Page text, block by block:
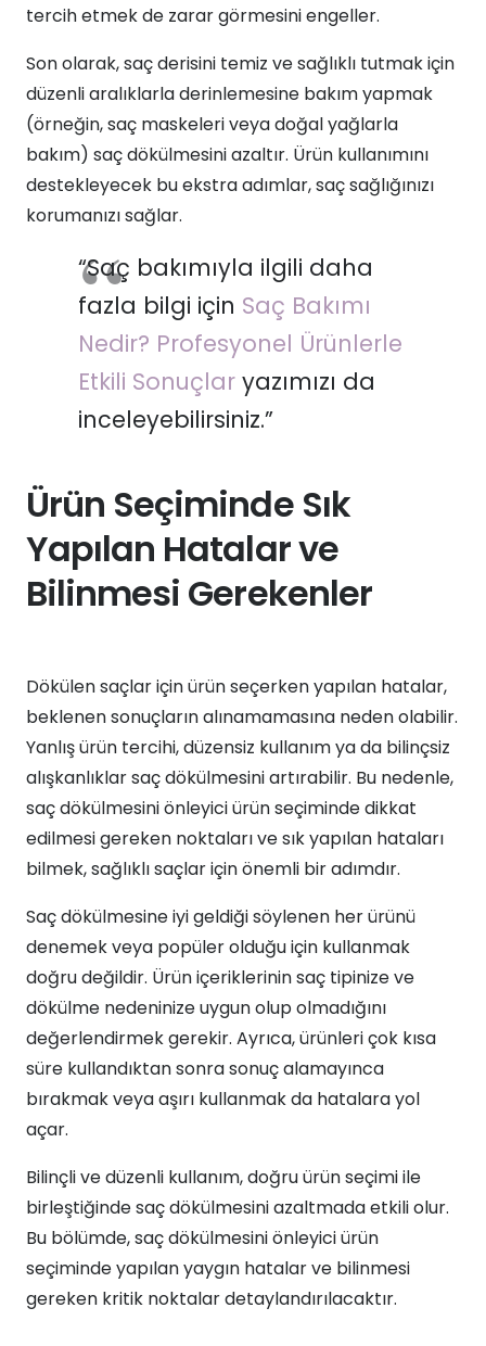
tercih etmek de zarar görmesini engeller.
Son olarak, saç derisini temiz ve sağlıklı tutmak için
düzenli aralıklarla derinlemesine bakım yapmak
(örneğin, saç maskeleri veya doğal yağlarla
bakım) saç dökülmesini azaltır. Ürün kullanımını
destekleyecek bu ekstra adımlar, saç sağlığınızı
korumanızı sağlar.
“Saç bakımıyla ilgili daha
fazla bilgi için Saç Bakımı
Nedir? Profesyonel Ürünlerle
Etkili Sonuçlar yazımızı da
inceleyebilirsiniz.”
Ürün Seçiminde Sık
Yapılan Hatalar ve
Bilinmesi Gerekenler
Dökülen saçlar için ürün seçerken yapılan hatalar,
beklenen sonuçların alınamamasına neden olabilir.
Yanlış ürün tercihi, düzensiz kullanım ya da bilinçsiz
alışkanlıklar saç dökülmesini artırabilir. Bu nedenle,
saç dökülmesini önleyici ürün seçiminde dikkat
edilmesi gereken noktaları ve sık yapılan hataları
bilmek, sağlıklı saçlar için önemli bir adımdır.
Saç dökülmesine iyi geldiği söylenen her ürünü
denemek veya popüler olduğu için kullanmak
doğru değildir. Ürün içeriklerinin saç tipinize ve
dökülme nedeninize uygun olup olmadığını
değerlendirmek gerekir. Ayrıca, ürünleri çok kısa
süre kullandıktan sonra sonuç alamayınca
bırakmak veya aşırı kullanmak da hatalara yol
açar.
Bilinçli ve düzenli kullanım, doğru ürün seçimi ile
birleştiğinde saç dökülmesini azaltmada etkili olur.
Bu bölümde, saç dökülmesini önleyici ürün
seçiminde yapılan yaygın hatalar ve bilinmesi
gereken kritik noktalar detaylandırılacaktır.